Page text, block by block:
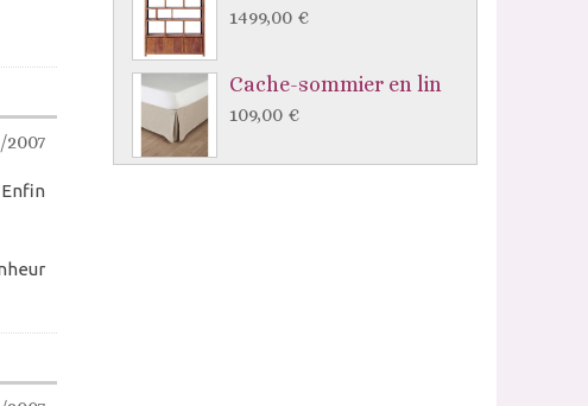
2007
1499,00 €
Cache-sommier en lin
109,00 €